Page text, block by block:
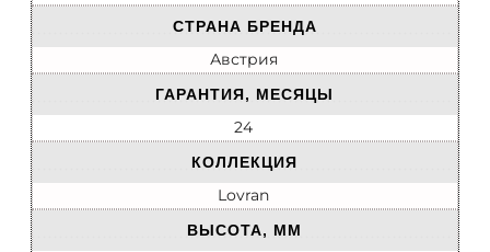
СТРАНА БРЕНДА
Австрия
ГАРАНТИЯ, МЕСЯЦЫ
24
КОЛЛЕКЦИЯ
Lovran
ВЫСОТА, ММ